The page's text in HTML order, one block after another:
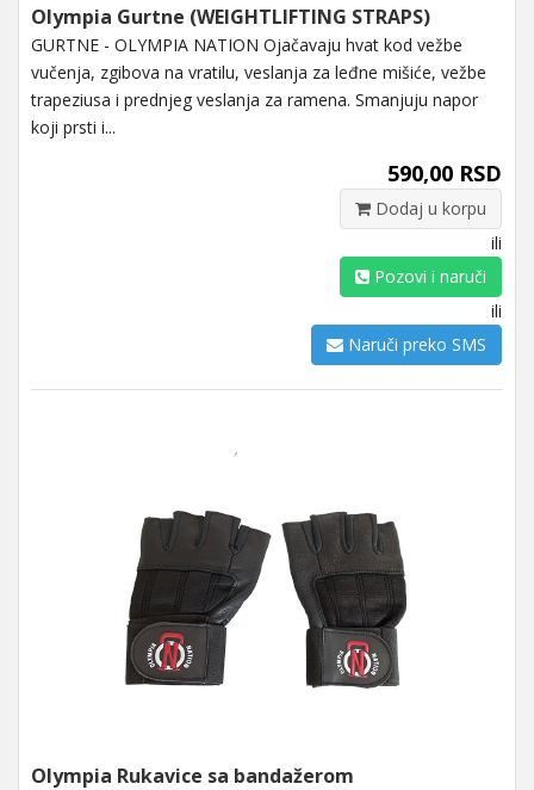
Olympia Gurtne (WEIGHTLIFTING STRAPS)
GURTNE - OLYMPIA NATION Ojačavaju hvat kod vežbe
vučenja, zgibova na vratilu, veslanja za leđne mišiće, vežbe
trapeziusa i prednjeg veslanja za ramena. Smanjuju napor
koji prsti i...
590,00 RSD
Dodaj u korpu
ili
Pozovi i naruči
ili
Naruči preko SMS
Olympia Rukavice sa bandažerom